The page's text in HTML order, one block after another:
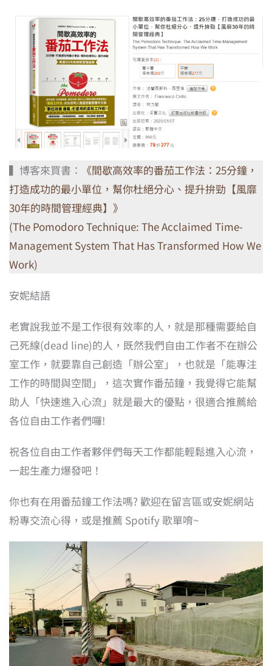
▍博客來買書：
《間歇高效率的番茄工作法：25分鐘，
打造成功的最小單位，幫你杜絕分心、提升拚勁【風靡
30年的時間管理經典】》
(The Pomodoro Technique: The Acclaimed Time-
Management System That Has Transformed How We
Work)
安妮結語
老實說我並不是工作很有效率的人，就是那種需要給自
己死線(dead line)的人，既然我們自由工作者不在辦公
室工作，就要靠自己創造「辦公室」，也就是「能專注
工作的時間與空間」，這次實作番茄鐘，我覺得它能幫
助人「快速進入心流」就是最大的優點，很適合推薦給
各位自由工作者們囉!
祝各位自由工作者夥伴們每天工作都能輕鬆進入心流，
一起生產力爆發吧！
你也有在用番茄鐘工作法嗎? 歡迎在留言區或安妮網站
粉專交流心得，或是推薦 Spotify 歌單唷~